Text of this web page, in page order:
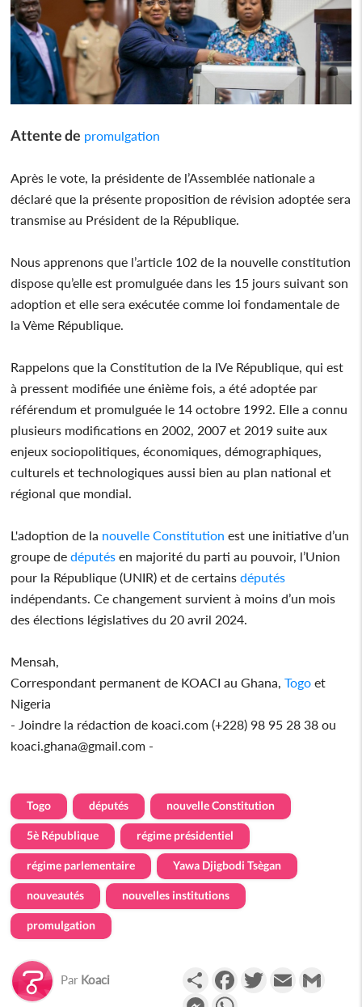
Attente de promulgation
Après le vote, la présidente de l’Assemblée nationale a
déclaré que la présente proposition de révision adoptée sera
transmise au Président de la République.
Nous apprenons que l’article 102 de la nouvelle constitution
dispose qu’elle est promulguée dans les 15 jours suivant son
adoption et elle sera exécutée comme loi fondamentale de
la Vème République.
Rappelons que la Constitution de la IVe République, qui est
à pressent modifiée une énième fois, a été adoptée par
référendum et promulguée le 14 octobre 1992. Elle a connu
plusieurs modifications en 2002, 2007 et 2019 suite aux
enjeux sociopolitiques, économiques, démographiques,
culturels et technologiques aussi bien au plan national et
régional que mondial.
L'adoption de la nouvelle Constitution est une initiative d’un
groupe de députés en majorité du parti au pouvoir, l’Union
pour la République (UNIR) et de certains députés
indépendants. Ce changement survient à moins d’un mois
des élections législatives du 20 avril 2024.
Mensah,
Correspondant permanent de KOACI au Ghana,Togo et
Nigeria
- Joindre la rédaction de koaci.com (+228) 98 95 28 38 ou
koaci.ghana@gmail.com -
Togo députés nouvelle Constitution
5è République régime présidentiel
régime parlementaire Yawa Djigbodi Tsègan
nouveautés nouvelles institutions
promulgation
Par Koaci PartagerFacebookTwitterEmail
Messenger